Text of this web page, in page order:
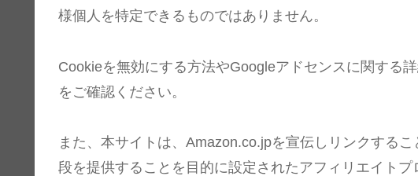
様個人を特定できるものではありません。
Cookieを無効にする方法やGoogleアドセンスに関する詳
をご確認ください。
また、本サイトは、Amazon.co.jpを宣伝しリンクする
段を提供することを目的に設定されたアフィリエイト